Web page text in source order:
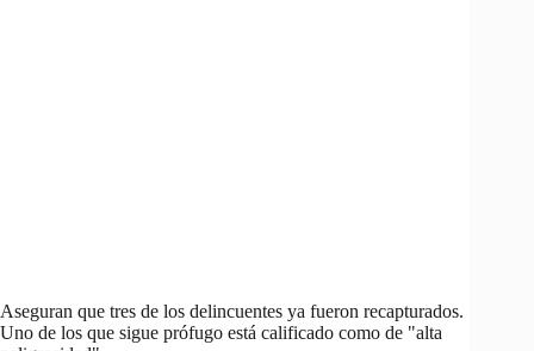
Aseguran que tres de los delincuentes ya fueron recapturados.
Uno de los que sigue prófugo está calificado como de "alta